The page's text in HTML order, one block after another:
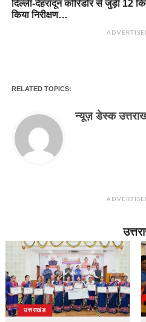
दिल्ली-देहरादून कॉरिडोर से जुड़ी 12
किया निरीक्षण…
RELATED TOPICS:
न्यूज़ डेस्क
उत्तराखंड